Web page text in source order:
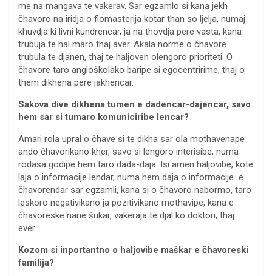
me na mangava te vakerav. Sar egzamlo si kana jekh
čhavoro na iridja o flomasterija kotar than so ljelja, numaj
khuvdja ki livni kundrencar, ja na thovdja pere vasta, kana
trubuja te hal maro thaj aver. Akala norme o čhavore
trubula te djanen, thaj te haljoven olengoro prioriteti. O
čhavore taro angloškolako baripe si egocentririme, thaj o
them dikhena pere jakhencar.
Sakova dive dikhena tumen e dadencar-dajencar, savo
hem sar si tumaro komuniciribe lencar?
Amari rola upral o čhave si te dikha sar ola mothavenape
ando čhavorikano kher, savo si lengoro interisibe, numa
rodasa godipe hem taro dada-daja. Isi amen haljovibe, kote
laja o informacije lendar, numa hem daja o informacije e
čhavorendar sar egzamli, kana si o čhavoro nabormo, taro
leskoro negativikano ja pozitivikano mothavipe, kana e
čhavoreske nane šukar, vakeraja te djal ko doktori, thaj
ever.
Kozom si inportantno o haljovibe maškar e čhavoreski
familija?